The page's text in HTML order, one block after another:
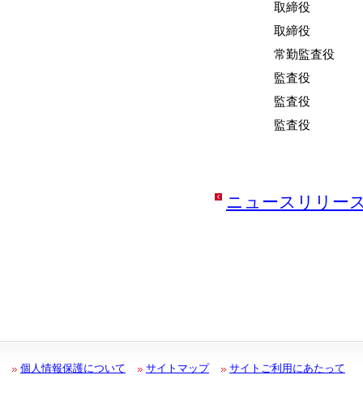
取締役
取締役
常勤監査役
監査役
監査役
監査役
ニュースリリー
個人情報保護について サイトマップ サイトご利用にあたって